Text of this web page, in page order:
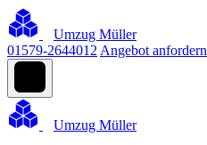
Umzug Müller
01579-2644012 Angebot anfordern
Umzug Müller